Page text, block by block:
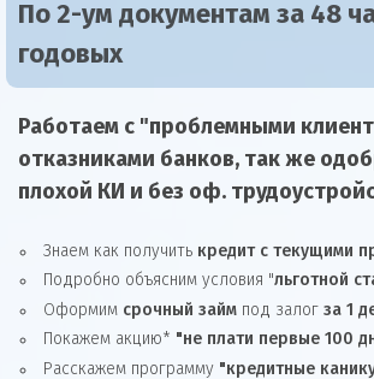
По 2-ум документам за 48
годовых
Работаем с "проблемными
отказниками банков, так же
плохой КИ и без оф.
Знаем как получить кредит с текущими
Подробно объясним условия "льготной
Оформим срочный займ под залог за 1
Покажем акцию* "не плати первые 100
Расскажем программу "кредитные